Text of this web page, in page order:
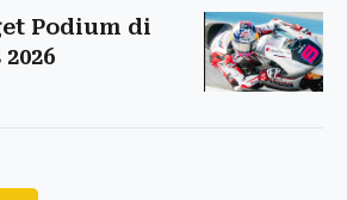
Podium di